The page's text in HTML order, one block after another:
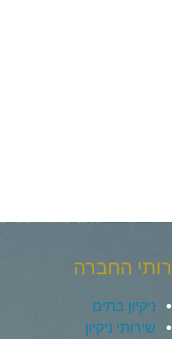
החברה
ניקיון בתים
שירותי ניקיון